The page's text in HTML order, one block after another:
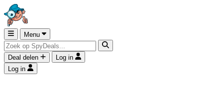
Menu
Deal delen
Log in
Log in